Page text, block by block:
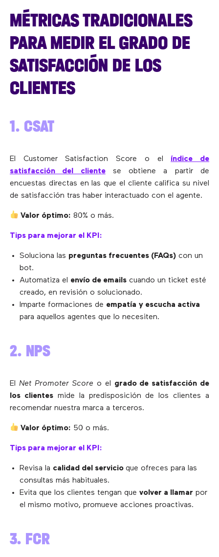
MÉTRICAS TRADICIONALES
PARA MEDIR EL GRADO DE
SATISFACCIÓN DE LOS
CLIENTES
1. CSAT
El Customer Satisfaction Score o el índice de
satisfacción del clientese obtiene a partir de
encuestas directas en las que el cliente califica su nivel
de satisfacción tras haber interactuado con el agente.
Valor óptimo: 80% o más.
Tips para mejorar el KPI:
Soluciona las preguntas frecuentes (FAQs) con un
bot.
Automatiza el envío de emails cuando un ticket esté
creado, en revisión o solucionado.
Imparte formaciones de empatía y escucha activa
para aquellos agentes que lo necesiten.
2. NPS
El Net Promoter Score o el grado de satisfacción de
los clientesmide la predisposición de los clientes a
recomendar nuestra marca a terceros.
Valor óptimo: 50 o más.
Tips para mejorar el KPI:
Revisa la calidad del servicio que ofreces para las
consultas más habituales.
Evita que los clientes tengan que volver a llamar por
el mismo motivo, promueve acciones proactivas.
3. FCR